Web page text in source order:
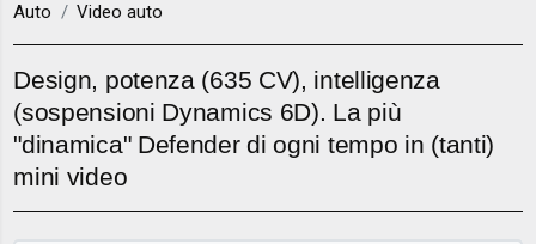
Auto Video auto
Design, potenza (635 CV), intelligenza
(sospensioni Dynamics 6D). La più
"dinamica" Defender di ogni tempo in (tanti)
mini video